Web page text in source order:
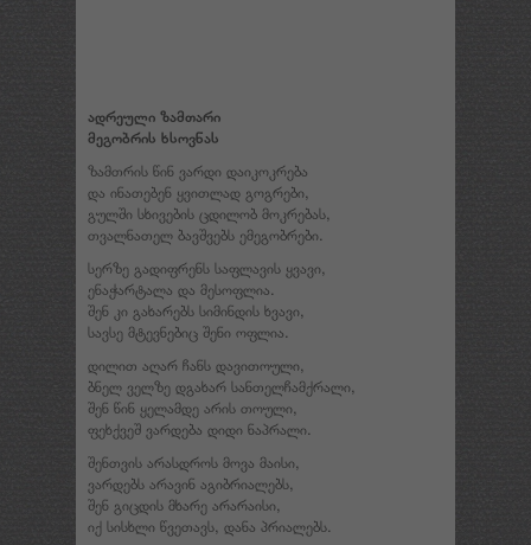
ადრეული ზამთარი
მეგობრის ხსოვნას
ზამთრის წინ ვარდი დაიკოკრება
და ინათებენ ყვითლად გოგრები,
გულში სხივების ცდილობ მოკრებას,
თვალნათელ ბავშვებს ემეგობრები.
სერზე გადიფრენს საფლავის ყვავი,
ენაჭარტალა და მესოფლია.
შენ კი გახარებს სიმინდის ხვავი,
სავსე მტევნებიც შენი ოფლია.
დილით აღარ ჩანს დავითოული,
ბნელ ველზე დგახარ სანთელჩამქრალი,
შენ წინ ყელამდე არის თოული,
ფეხქვეშ ვარდება დიდი ნაპრალი.
შენთვის არასდროს მოვა მაისი,
ვარდებს არავინ აგიბრიალებს,
შენ გიცდის მხარე არარაისი,
იქ სისხლი წვეთავს, დანა პრიალებს.